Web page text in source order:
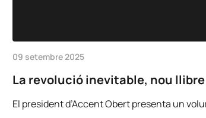
09 setembre 2025
La revolució inevitable, nou
El president d’Accent Obert presenta un